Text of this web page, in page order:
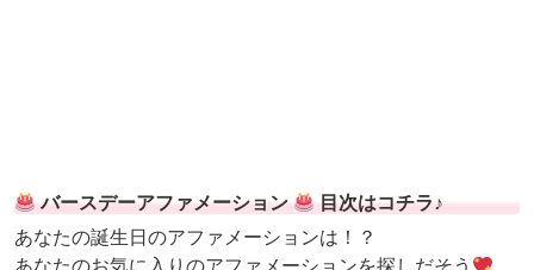
バースデーアファメーション
目次はコチラ♪
あなたの誕生日のアファメーションは！？